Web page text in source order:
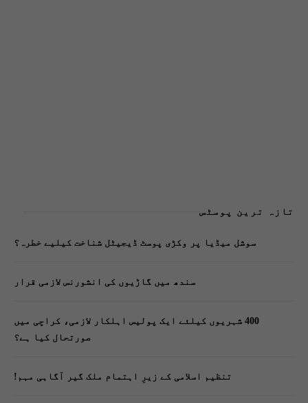
تازہ ترین پوسٹس
سوشل میڈیا پر وکڑی پوسٹ ڈیجیٹل شناخت کیلیے خطرہ؟
سندھ میں گاڑیوں کی انشورنس لازمی قرار
400 شہریوں کیلئے ایک پولیس اہلکار لازمی، کراچی میں
صورتحال کیا ہے؟
تنظیم اسلامی کے زیرِ اہتمام ملک گیر آگاہی مہم!